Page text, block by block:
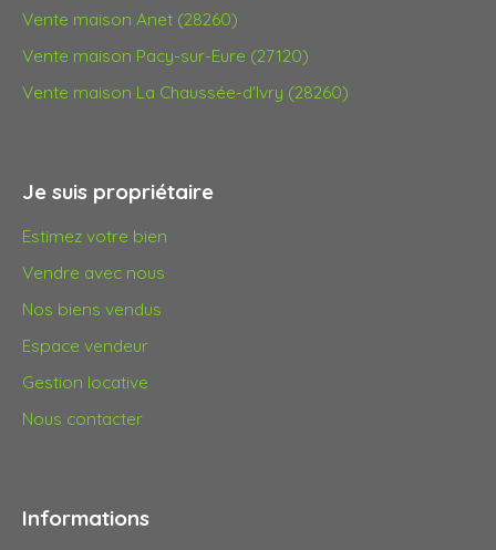
Vente maison Anet (28260)
Vente maison Pacy-sur-Eure (27120)
Vente maison La Chaussée-d'Ivry (28260)
Je suis propriétaire
Estimez votre bien
Vendre avec nous
Nos biens vendus
Espace vendeur
Gestion locative
Nous contacter
Informations